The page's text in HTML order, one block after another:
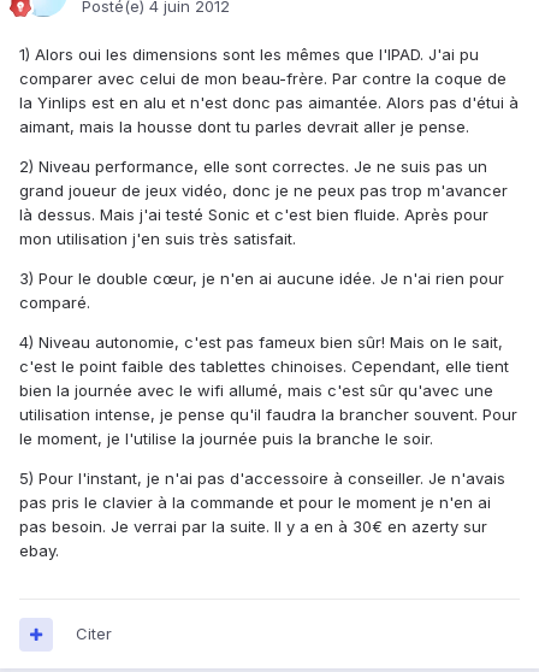
Posté(e) 4 juin 2012
1) Alors oui les dimensions sont les mêmes que l'IPAD. J'ai pu
comparer avec celui de mon beau-frère. Par contre la coque de
la Yinlips est en alu et n'est donc pas aimantée. Alors pas d'étui à
aimant, mais la housse dont tu parles devrait aller je pense.
2) Niveau performance, elle sont correctes. Je ne suis pas un
grand joueur de jeux vidéo, donc je ne peux pas trop m'avancer
là dessus. Mais j'ai testé Sonic et c'est bien fluide. Après pour
mon utilisation j'en suis très satisfait.
3) Pour le double cœur, je n'en ai aucune idée. Je n'ai rien pour
comparé.
4) Niveau autonomie, c'est pas fameux bien sûr! Mais on le sait,
c'est le point faible des tablettes chinoises. Cependant, elle tient
bien la journée avec le wifi allumé, mais c'est sûr qu'avec une
utilisation intense, je pense qu'il faudra la brancher souvent. Pour
le moment, je l'utilise la journée puis la branche le soir.
5) Pour l'instant, je n'ai pas d'accessoire à conseiller. Je n'avais
pas pris le clavier à la commande et pour le moment je n'en ai
pas besoin. Je verrai par la suite. Il y a en à 30€ en azerty sur
ebay.
Citer